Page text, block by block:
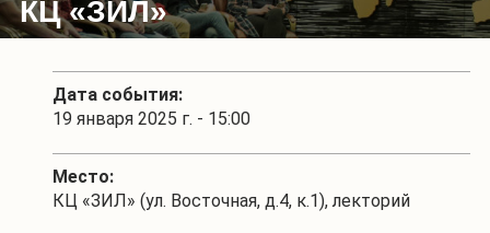
КЦ «ЗИЛ»
Дата события:
19 января 2025 г. - 15:00
Место:
КЦ «ЗИЛ» (ул. Восточная, д.4, к.1), лекторий